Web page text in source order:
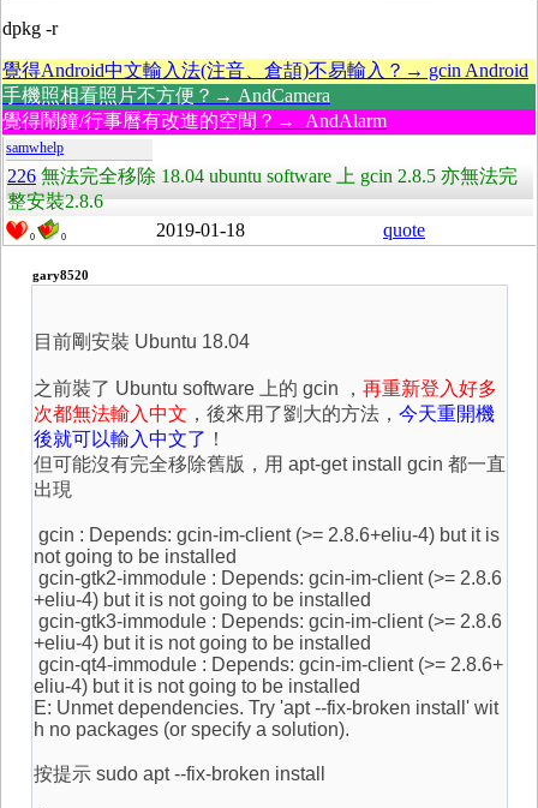
dpkg -r
覺得Android中文輸入法(注音、倉頡)不易輸入？→ gcin Android
手機照相看照片不方便？→ AndCamera
覺得鬧鐘/行事曆有改進的空間？→ AndAlarm
samwhelp
226 無法完全移除 18.04 ubuntu software 上 gcin 2.8.5 亦無法完
整安裝2.8.6
0 0 2019-01-18 quote
gary8520
目前剛安裝 Ubuntu 18.04
之前裝了 Ubuntu software 上的 gcin ， 再重新登入好多
次都無法輸入中文 ，後來用了劉大的方法， 今天重開機
後就可以輸入中文了 ！
但可能沒有完全移除舊版，用 apt-get install gcin 都一直
出現
gcin : Depends: gcin-im-client (>= 2.8.6+eliu-4) but it is
not going to be installed
gcin-gtk2-immodule : Depends: gcin-im-client (>= 2.8.6
+eliu-4) but it is not going to be installed
gcin-gtk3-immodule : Depends: gcin-im-client (>= 2.8.6
+eliu-4) but it is not going to be installed
gcin-qt4-immodule : Depends: gcin-im-client (>= 2.8.6+
eliu-4) but it is not going to be installed
E: Unmet dependencies. Try 'apt --fix-broken install' wit
h no packages (or specify a solution).
按提示 sudo apt --fix-broken install